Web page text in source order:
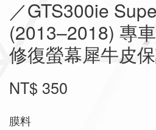
／GTS300ie
(2013–2018) 專
修復螢幕犀牛皮
NT$ 350
膜料